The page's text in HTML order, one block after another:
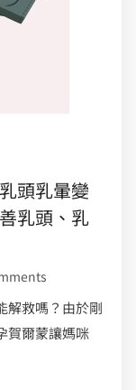
頭乳暈變
乳頭、乳
解救嗎？由於剛
賀爾蒙讓媽咪